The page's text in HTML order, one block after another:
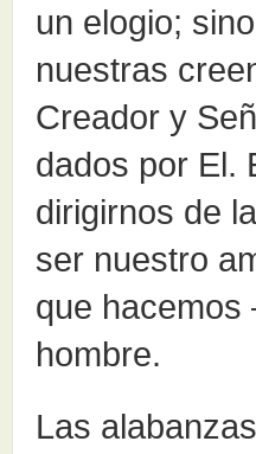
un elogio;
nuestras
Creador y
dados por El.
dirigirnos de
ser nuestro
que hacemos
hombre.
Las